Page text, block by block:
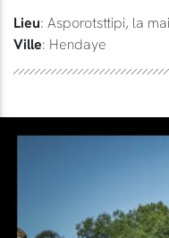
Lieu: Asporotsttipi, la
Ville: Hendaye